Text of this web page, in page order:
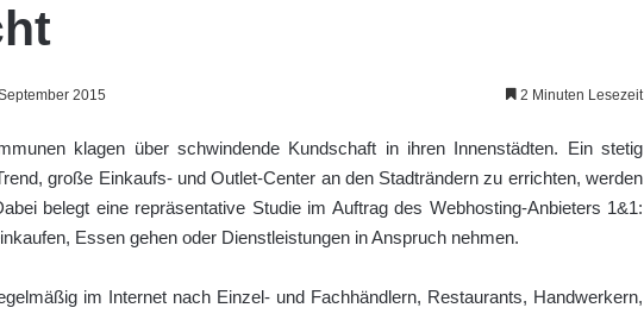
2015 2 Minuten Lesezeit
klagen über schwindende Kundschaft in ihren Innenstädten. Ein stetig
große Einkaufs- und Outlet-Center an den Stadträndern zu errichten, werden
belegt eine repräsentative Studie im Auftrag des Webhosting-Anbieters 1&1:
Essen gehen oder Dienstleistungen in Anspruch nehmen.
im Internet nach Einzel- und Fachhändlern, Restaurants, Handwerkern,